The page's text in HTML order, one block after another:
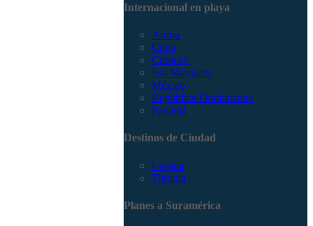
Internacional en playa
Aruba
Cuba
Curacao
Isla Margarita
México
República Dominicana
Panamá
Destinos de Ciudad
Europa
Turquía
Planes a Suramérica